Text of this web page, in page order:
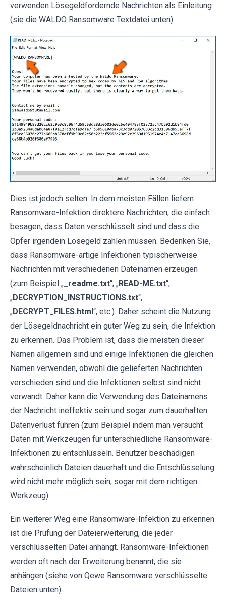
verwenden Lösegeldfordernde Nachrichten als Einleitung
(sie die WALDO Ransomware Textdatei unten).
Dies ist jedoch selten. In dem meisten Fällen liefern
Ransomware-Infektion direktere Nachrichten, die einfach
besagen, dass Daten verschlüsselt sind und dass die
Opfer irgendein Lösegeld zahlen müssen. Bedenken Sie,
dass Ransomware-artige Infektionen typischerweise
Nachrichten mit verschiedenen Dateinamen erzeugen
(zum Beispiel „ _readme.txt“, „READ-ME.txt“,
„DECRYPTION_INSTRUCTIONS.txt“,
„DECRYPT_FILES.html “, etc.). Daher scheint die Nutzung
der Lösegeldnachricht ein guter Weg zu sein, die Infektion
zu erkennen. Das Problem ist, dass die meisten dieser
Namen allgemein sind und einige Infektionen die gleichen
Namen verwenden, obwohl die gelieferten Nachrichten
verschieden sind und die Infektionen selbst sind nicht
verwandt. Daher kann die Verwendung des Dateinamens
der Nachricht ineffektiv sein und sogar zum dauerhaften
Datenverlust führen (zum Beispiel indem man versucht
Daten mit Werkzeugen für unterschiedliche Ransomware-
Infektionen zu entschlüsseln. Benutzer beschädigen
wahrscheinlich Dateien dauerhaft und die Entschlüsselung
wird nicht mehr möglich sein, sogar mit dem richtigen
Werkzeug).
Ein weiterer Weg eine Ransomware-Infektion zu erkennen
ist die Prüfung der Dateierweiterung, die jeder
verschlüsselten Datei anhängt. Ransomware-Infektionen
werden oft nach der Erweiterung benannt, die sie
anhängen (siehe von Qewe Ransomware verschlüsselte
Dateien unten).